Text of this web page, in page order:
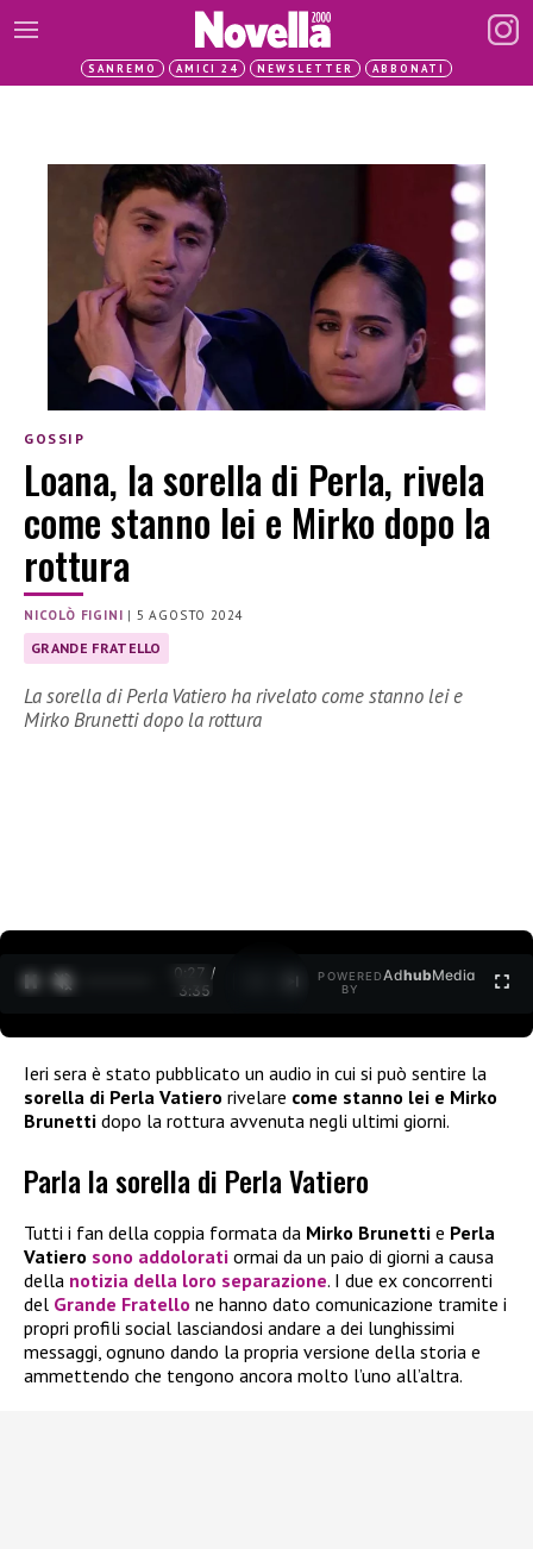
SANREMO AMICI 24 NEWSLETTER ABBONATI
GOSSIP
Loana, la sorella di Perla, rivela
come stanno lei e Mirko dopo la
rottura
NICOLÒ FIGINI | 5 AGOSTO 2024
GRANDE FRATELLO
La sorella di Perla Vatiero ha rivelato come stanno lei e
Mirko Brunetti dopo la rottura
0:28 /
3:35
POWERED
BY
AdhubMedia
Ieri sera è stato pubblicato un audio in cui si può sentire la
sorella di Perla Vatiero rivelare come stanno lei e Mirko
Brunetti dopo la rottura avvenuta negli ultimi giorni.
Parla la sorella di Perla Vatiero
Tutti i fan della coppia formata da Mirko Brunetti e Perla
Vatiero sono addolorati ormai da un paio di giorni a causa
della notizia della loro separazione. I due ex concorrenti
del Grande Fratello ne hanno dato comunicazione tramite i
propri profili social lasciandosi andare a dei lunghissimi
messaggi, ognuno dando la propria versione della storia e
ammettendo che tengono ancora molto l’uno all’altra.